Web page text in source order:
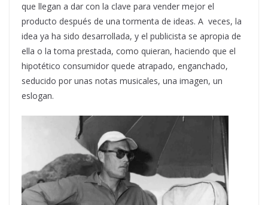
que llegan a dar con la clave para vender mejor el
producto después de una tormenta de ideas. A veces, la
idea ya ha sido desarrollada, y el publicista se apropia de
ella o la toma prestada, como quieran, haciendo que el
hipotético consumidor quede atrapado, enganchado,
seducido por unas notas musicales, una imagen, un
eslogan.